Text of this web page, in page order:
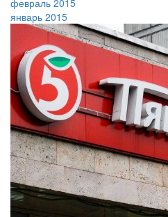
февраль 2015
январь 2015